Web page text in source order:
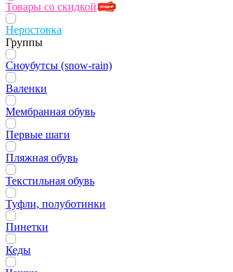
Товары со скидкой
Неростовка
Группы
Сноубутсы (snow-rain)
Валенки
Мембранная обувь
Первые шаги
Пляжная обувь
Текстильная обувь
Туфли, полуботинки
Пинетки
Кеды